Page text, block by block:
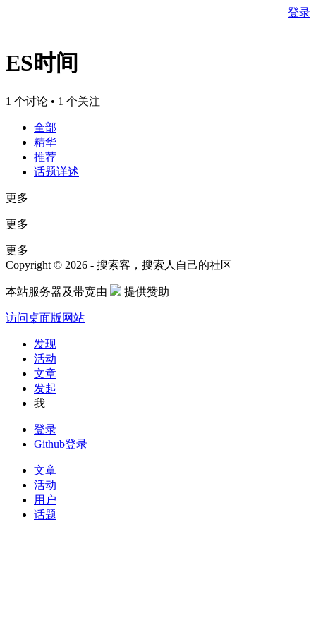
登录
ES时间
1 个讨论 • 1 个关注
全部
精华
推荐
话题详述
更多
更多
更多
Copyright © 2026 - 搜索客，搜索人自己的社区
本站服务器及带宽由 提供赞助
访问桌面版网站
发现
活动
文章
发起
我
登录
Github登录
文章
活动
用户
话题